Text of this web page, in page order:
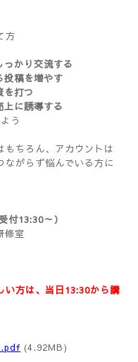
方
かり交流する
稿を増やす
打つ
に誘導する
う
ちろん、アカウントは
ながらず悩んでいる方に
付13:30～）
修室
方は、当日13:30から講
.pdf (4.92MB)